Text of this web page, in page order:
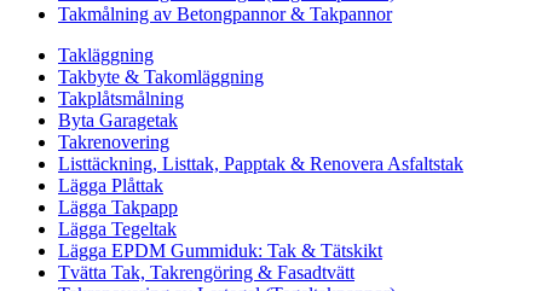
Takmålning av Betongpannor & Takpannor
Takläggning
Takbyte & Takomläggning
Takplåtsmålning
Byta Garagetak
Takrenovering
Listtäckning, Listtak, Papptak & Renovera Asfaltstak
Lägga Plåttak
Lägga Takpapp
Lägga Tegeltak
Lägga EPDM Gummiduk: Tak & Tätskikt
Tvätta Tak, Takrengöring & Fasadtvätt